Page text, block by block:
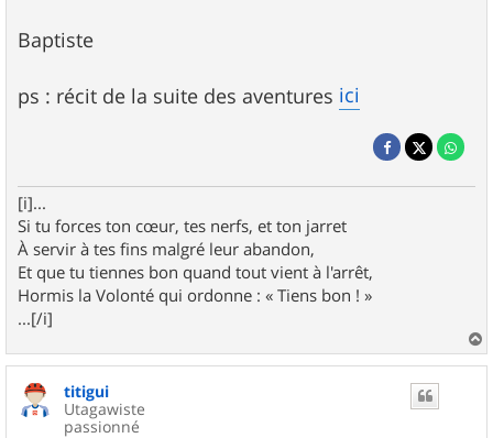
Baptiste
ps : récit de la suite des aventures ici
[i]...
Si tu forces ton cœur, tes nerfs, et ton jarret
À servir à tes fins malgré leur abandon,
Et que tu tiennes bon quand tout vient à l'arrêt,
Hormis la Volonté qui ordonne : « Tiens bon ! »
...[/i]
a
u
titigui
Utagawiste
passionné